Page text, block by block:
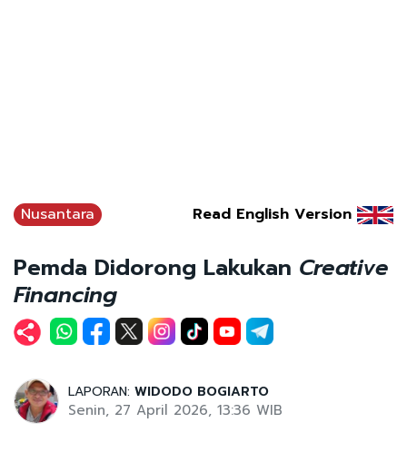
Nusantara Read English Version
Pemda Didorong Lakukan Creative
Financing
LAPORAN: WIDODO BOGIARTO
Senin, 27 April 2026, 13:36 WIB